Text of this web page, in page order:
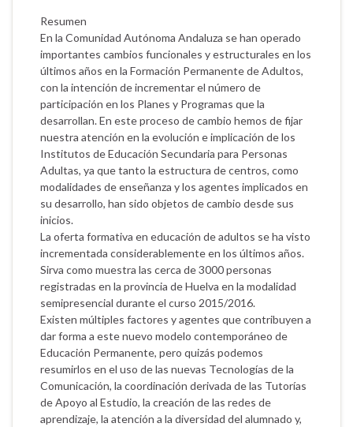
Resumen
En la Comunidad Autónoma Andaluza se han operado
importantes cambios funcionales y estructurales en los
últimos años en la Formación Permanente de Adultos,
con la intención de incrementar el número de
participación en los Planes y Programas que la
desarrollan. En este proceso de cambio hemos de fijar
nuestra atención en la evolución e implicación de los
Institutos de Educación Secundaria para Personas
Adultas, ya que tanto la estructura de centros, como
modalidades de enseñanza y los agentes implicados en
su desarrollo, han sido objetos de cambio desde sus
inicios.
La oferta formativa en educación de adultos se ha visto
incrementada considerablemente en los últimos años.
Sirva como muestra las cerca de 3000 personas
registradas en la provincia de Huelva en la modalidad
semipresencial durante el curso 2015/2016.
Existen múltiples factores y agentes que contribuyen a
dar forma a este nuevo modelo contemporáneo de
Educación Permanente, pero quizás podemos
resumirlos en el uso de las nuevas Tecnologías de la
Comunicación, la coordinación derivada de las Tutorías
de Apoyo al Estudio, la creación de las redes de
aprendizaje, la atención a la diversidad del alumnado y,